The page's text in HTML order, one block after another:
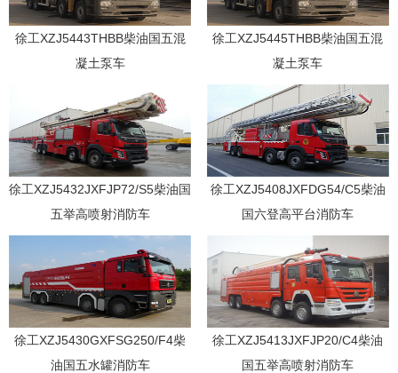
徐工XZJ5443THBB柴油国五混
凝土泵车
徐工XZJ5445THBB柴油国五混
凝土泵车
徐工XZJ5432JXFJP72/S5柴油国
五举高喷射消防车
徐工XZJ5408JXFDG54/C5柴油
国六登高平台消防车
徐工XZJ5430GXFSG250/F4柴
油国五水罐消防车
徐工XZJ5413JXFJP20/C4柴油
国五举高喷射消防车